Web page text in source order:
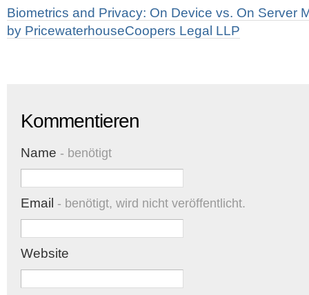
Biometrics and Privacy: On Device vs. On Server
by PricewaterhouseCoopers Legal LLP
Kommentieren
Name - benötigt
Email - benötigt, wird nicht veröffentlicht.
Website